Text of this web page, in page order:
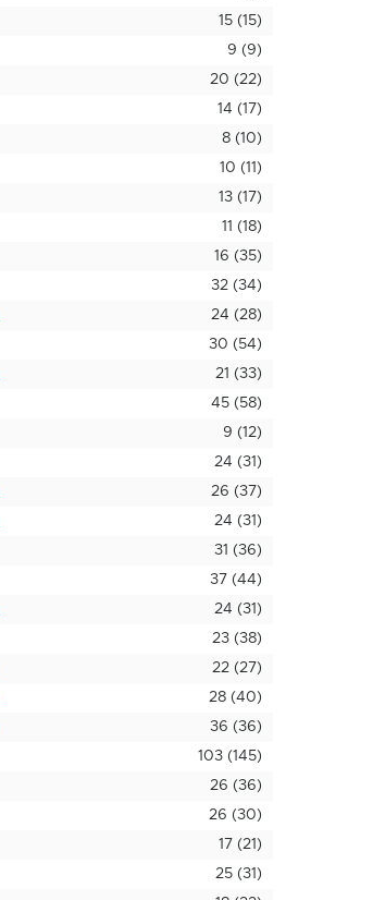
15 (15)
9 (9)
20 (22)
14 (17)
8 (10)
10 (11)
13 (17)
11 (18)
16 (35)
32 (34)
24 (28)
30 (54)
21 (33)
45 (58)
9 (12)
24 (31)
26 (37)
24 (31)
31 (36)
37 (44)
24 (31)
23 (38)
22 (27)
28 (40)
36 (36)
103 (145)
26 (36)
26 (30)
17 (21)
25 (31)